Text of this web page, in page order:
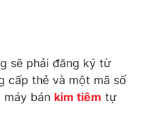
sẽ phải đăng ký từ
cấp thẻ và một mã số
máy bán kim tiêm tự